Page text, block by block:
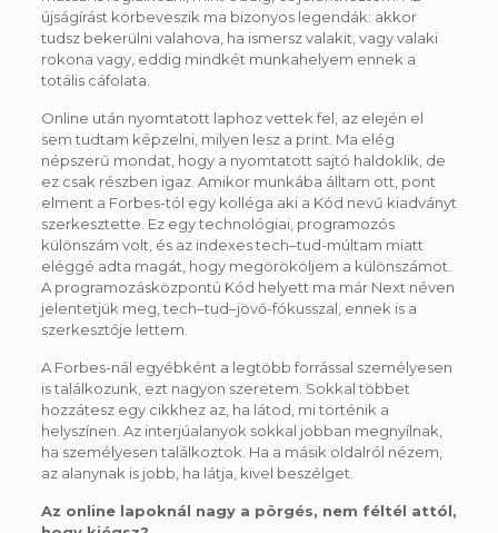
újságírást körbeveszik ma bizonyos legendák: akkor
tudsz bekerülni valahova, ha ismersz valakit, vagy valaki
rokona vagy, eddig mindkét munkahelyem ennek a
totális cáfolata.
Online után nyomtatott laphoz vettek fel, az elején el
sem tudtam képzelni, milyen lesz a print. Ma elég
népszerű mondat, hogy a nyomtatott sajtó haldoklik, de
ez csak részben igaz. Amikor munkába álltam ott, pont
elment a Forbes-tól egy kolléga aki a Kód nevű kiadványt
szerkesztette. Ez egy technológiai, programozós
különszám volt, és az indexes tech–tud-múltam miatt
eléggé adta magát, hogy megörököljem a különszámot.
A programozásközpontú Kód helyett ma már Next néven
jelentetjük meg, tech–tud–jövő-fókusszal, ennek is a
szerkesztője lettem.
A Forbes-nál egyébként a legtöbb forrással személyesen
is találkozunk, ezt nagyon szeretem. Sokkal többet
hozzátesz egy cikkhez az, ha látod, mi történik a
helyszínen. Az interjúalanyok sokkal jobban megnyílnak,
ha személyesen találkoztok. Ha a másik oldalról nézem,
az alanynak is jobb, ha látja, kivel beszélget.
Az online lapoknál nagy a pörgés, nem féltél attól,